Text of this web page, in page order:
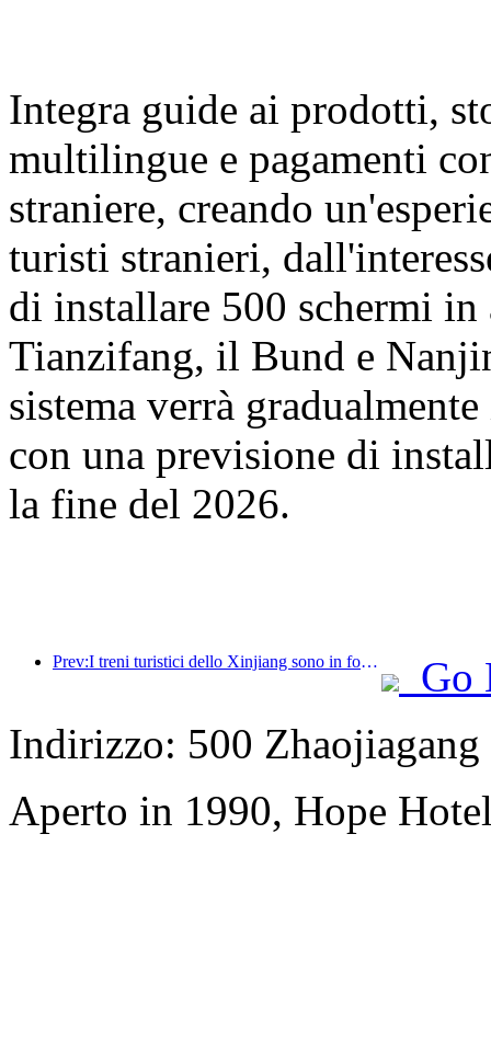
Integra guide ai prodotti,
multilingue e pagamenti
straniere, creando
turisti stranieri,
di installare 500 schermi
Tianzifang, il Bund e
sistema verrà
con una previsione di
la fine del 2026.
Prev:I treni turistici dello Xinjiang sono in forte espansione, dando impulso all'economia culturale e turistica
Go
Indirizzo: 500
Aperto in 1990, Hope